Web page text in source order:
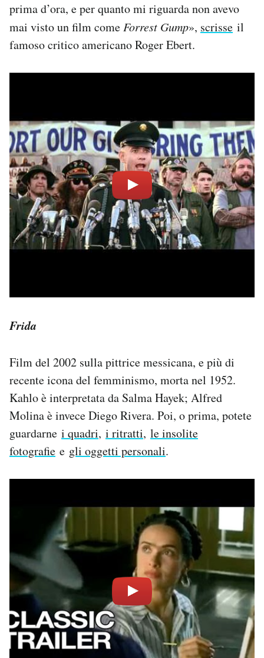
prima d’ora, e per quanto mi riguarda non avevo
mai visto un film comeForrest Gump», scrisse il
famoso critico americano Roger Ebert.
Frida
Film del 2002 sulla pittrice messicana, e più di
recente icona del femminismo, morta nel 1952.
Kahlo è interpretata da Salma Hayek; Alfred
Molina è invece Diego Rivera. Poi, o prima, potete
guardarne i quadri, i ritratti, le insolite
fotografie e gli oggetti personali.